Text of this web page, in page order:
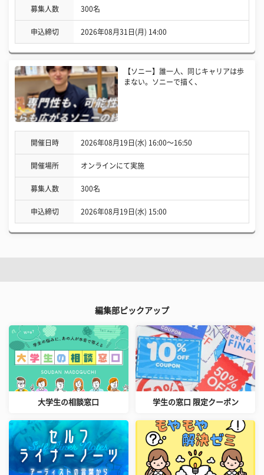
募集人数 300名
申込締切 2026年08月31日(月) 14:00
【ソニー】誰一人、同じキャリアは歩
まない。ソニーで描く、
開催日時 2026年08月19日(水) 16:00〜16:50
開催場所 オンラインにて実施
募集人数 300名
申込締切 2026年08月19日(水) 15:00
編集部ピックアップ
大学生の相談窓口 学生の窓口 限定クーポン